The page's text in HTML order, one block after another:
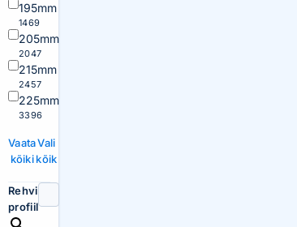
195mm
1469
205mm
2047
215mm
2457
225mm
3396
Vaata
kõiki
Vali
kõik
Rehvi
profiil